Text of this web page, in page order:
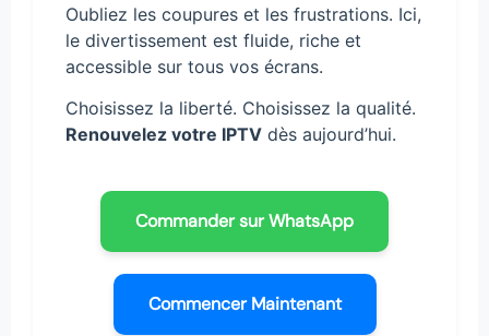
Oubliez les coupures et les frustrations. Ici,
le divertissement est fluide, riche et
accessible sur tous vos écrans.
Choisissez la liberté. Choisissez la qualité.
Renouvelez votre IPTV dès aujourd’hui.
Commander sur WhatsApp
Commencer Maintenant